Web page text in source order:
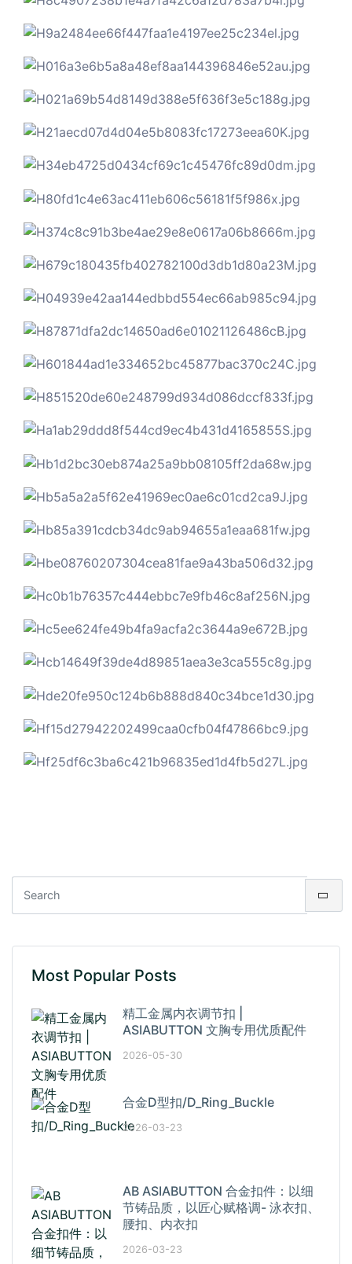
Most Popular Posts
精工金属内衣调节扣 |
ASIABUTTON 文胸专用优质配件
2026-05-30
合金D型扣/D_Ring_Buckle
2026-03-23
AB ASIABUTTON 合金扣件：以细
节铸品质，以匠心赋格调- 泳衣扣、
腰扣、内衣扣
2026-03-23